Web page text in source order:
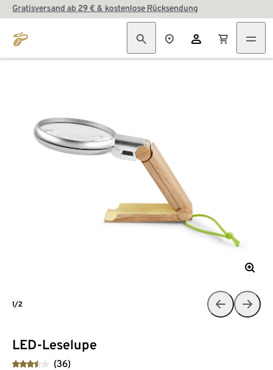
Gratisversand ab 29 € & kostenlose Rücksendung
LED-Leselupe
(36)
1/2